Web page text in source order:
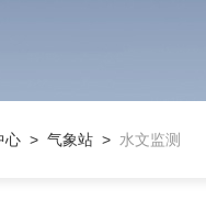
心> 气象站> 水文监测